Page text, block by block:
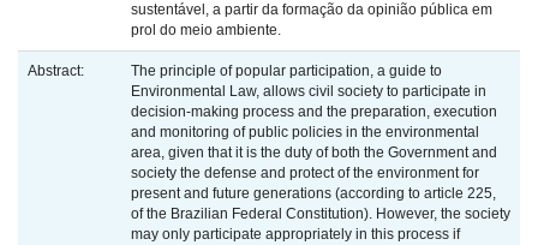
sustentável, a partir da formação da opinião pública em
prol do meio ambiente.
Abstract:
The principle of popular participation, a guide to
Environmental Law, allows civil society to participate in
decision-making process and the preparation, execution
and monitoring of public policies in the environmental
area, given that it is the duty of both the Government and
society the defense and protect of the environment for
present and future generations (according to article 225,
of the Brazilian Federal Constitution). However, the society
may only participate appropriately in this process if